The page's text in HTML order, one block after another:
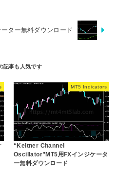
ター無料ダウンロード
MT5 Indicators
“Keltner Channel
Oscillator”MT5用FXインジケータ
ー無料ダウンロード